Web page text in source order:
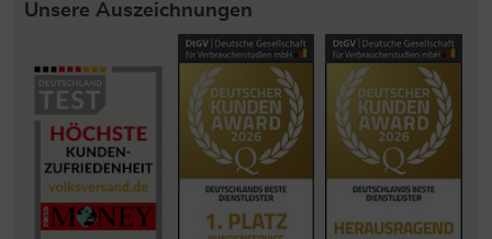
Unsere Auszeichnungen